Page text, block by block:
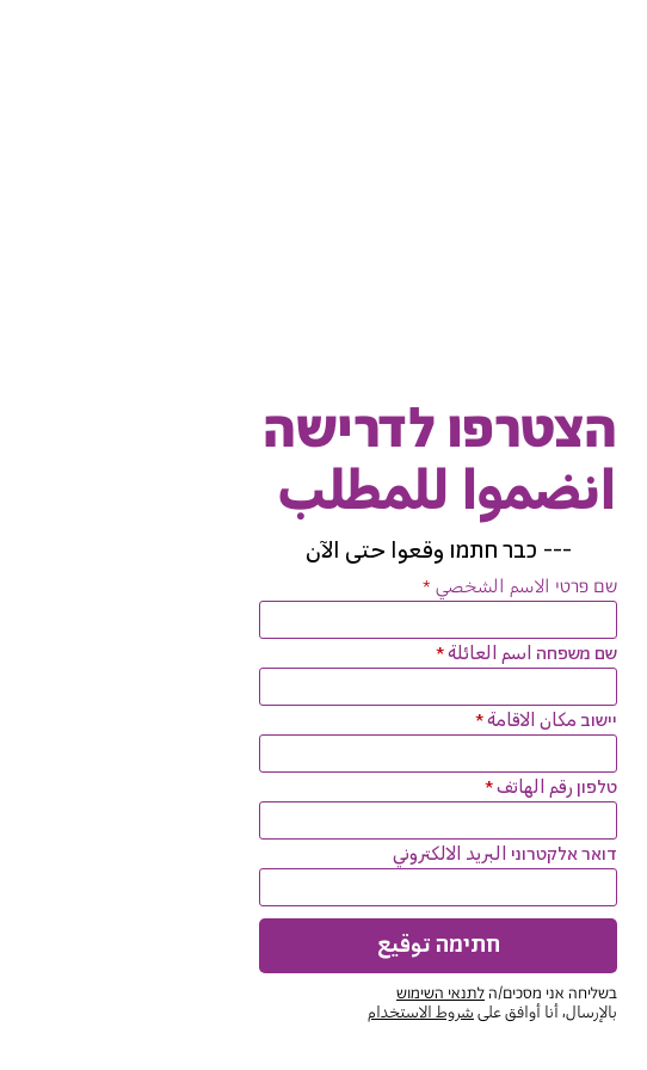
הצטרפו לדרישה
انضموا للمطلب
כבר חתמו وقعوا حتى الآن ---
שם פרטי الاسم الشخصي
שם משפחה اسم العائلة
יישוב مكان الاقامة
טלפון رقم الهاتف
דואר אלקטרוני البريد الالكتروني
חתימה توقيع
בשליחה אני מסכים/הלתנאי השימוש
بالإرسال، أنا أوافق علىشروط الاستخدام